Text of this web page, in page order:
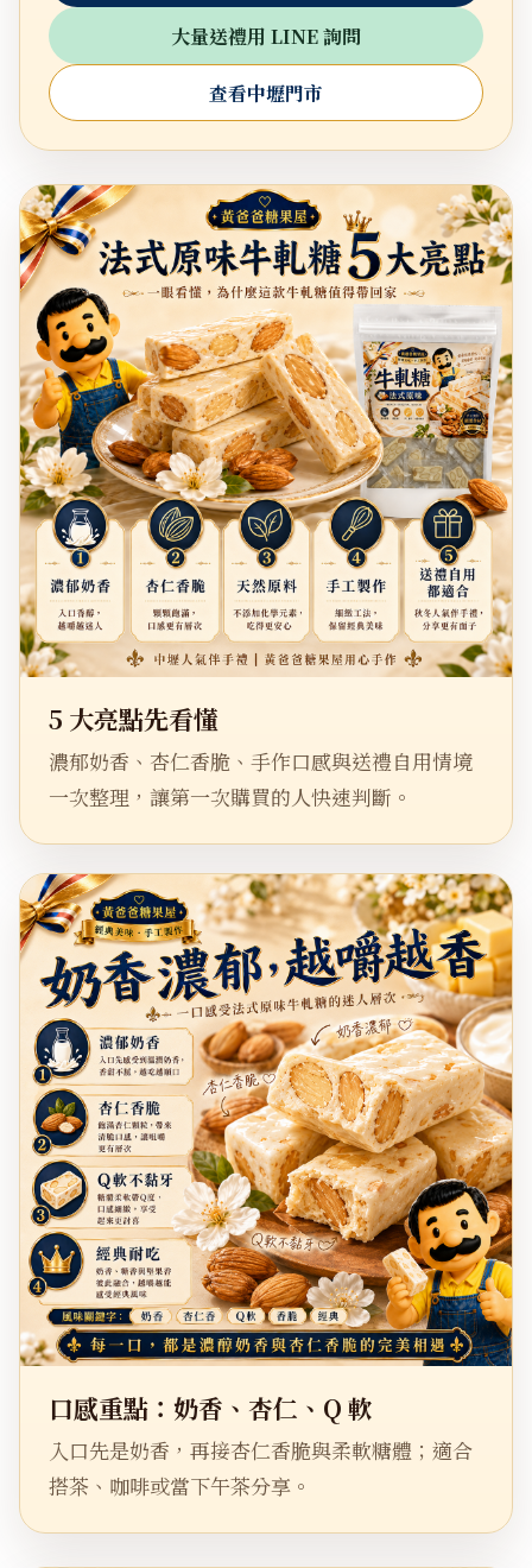
大量送禮用 LINE 詢問
查看中壢門市
5 大亮點先看懂
濃郁奶香、杏仁香脆、手作口感與送禮自用情境
一次整理，讓第一次購買的人快速判斷。
口感重點：奶香、杏仁、Q 軟
入口先是奶香，再接杏仁香脆與柔軟糖體；適合
搭茶、咖啡或當下午茶分享。